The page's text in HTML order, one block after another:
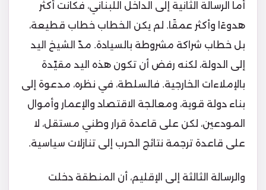
أما الرسالة الثانية إلى الداخل اللبناني، فكانت أكثر
هدوءًا وأكثر عمقًا. لم يكن الخطاب خطاب قطيعة،
بل خطاب شراكة مشروطة بالسيادة. مدّ الشيخ اليد
إلى الدولة، لكنه رفض أن تكون هذه اليد مقيّدة
بالإملاءات الخارجية. فالسلطة، في نظره، مدعوة إلى
بناء دولة قوية، ومعالجة الاقتصاد والإعمار وأموال
المودعين، لكن على قاعدة قرار وطني مستقل، لا
على قاعدة ترجمة نتائج الحرب إلى تنازلات سياسية.
والرسالة الثالثة إلى الإقليم، أن المنطقة دخلت